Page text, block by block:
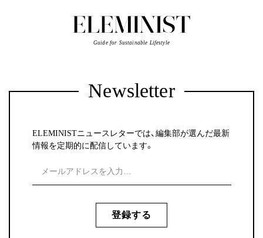
Guide for Sustainable Lifestyle
Newsletter
ELEMINISTニュースレターでは、編集部が選んだ最新
情報を定期的に配信しています。
登録する